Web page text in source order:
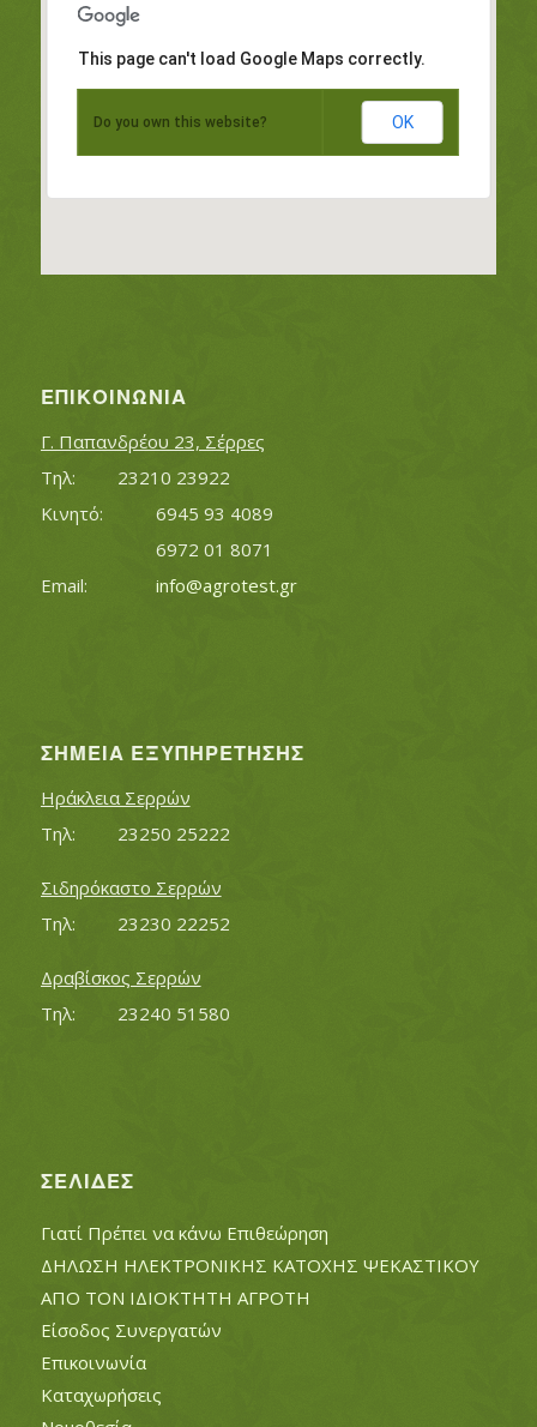
This page can't load Google Maps correctly.
Do you own this website? OK
ΕΠΙΚΟΙΝΩΝΊΑ
Γ. Παπανδρέου 23, Σέρρες
Τηλ:		23210 23922
Κινητό:		6945 93 4089
			6972 01 8071
info@agrotest.gr
ΣΗΜΕΊΑ ΕΞΥΠΗΡΈΤΗΣΗΣ
Ηράκλεια Σερρών
Τηλ:		23250 25222
Σιδηρόκαστο Σερρών
Τηλ:		23230 22252
Δραβίσκος Σερρών
Τηλ:		23240 51580
ΣΕΛΊΔΕΣ
Γιατί Πρέπει να κάνω Επιθεώρηση
ΔΗΛΩΣΗ ΗΛΕΚΤΡΟΝΙΚΗΣ ΚΑΤΟΧΗΣ ΨΕΚΑΣΤΙΚΟΥ
ΑΠΟ ΤΟΝ ΙΔΙΟΚΤΗΤΗ ΑΓΡΟΤΗ
Είσοδος Συνεργατών
Επικοινωνία
Καταχωρήσεις